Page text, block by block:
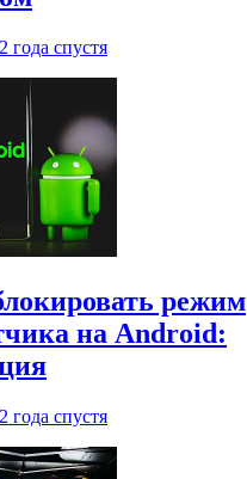
2 года спустя
режим
на Android:
2 года спустя